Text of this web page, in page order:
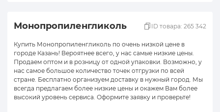
Монопропиленгликоль ID товара: 265 342
Купить Монопропиленгликоль по очень низкой цене в
городе Казань! Вероятнее всего, у нас самые низкие цены.
Продаем оптом и в розницу от одной упаковки. Возможно, у
нас самое большое количество точек отгрузки по всей
стране. Бесплатно организуем доставку в нужный город. Мы
всегда предлагаем более низкие цены и окажем Вам более
высокий уровень сервиса. Оформите заявку и проверьте!